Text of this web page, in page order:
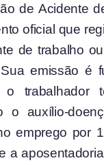
de Acidente
oficial que
de trabalho
emissão é
o trabalhador
o auxílio-
emprego por
a